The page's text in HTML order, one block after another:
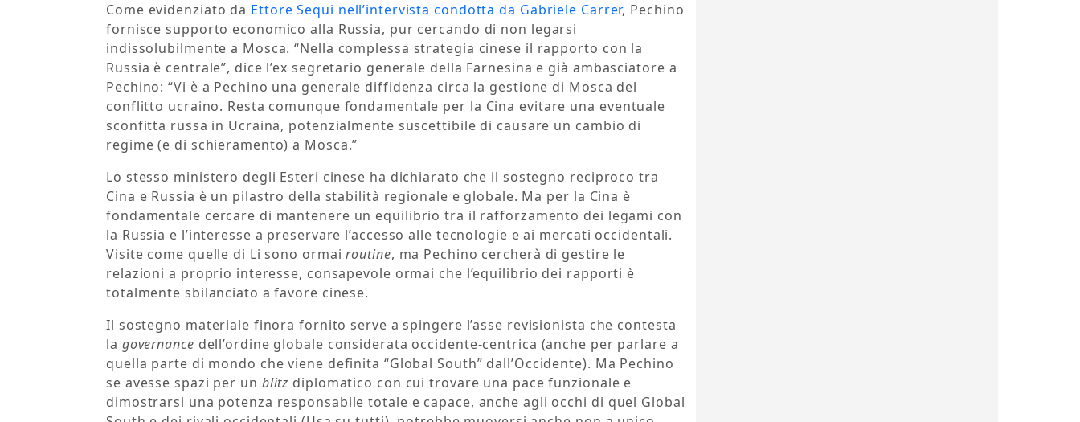
Come evidenziato da Ettore Sequi nell’intervista condotta da Gabriele Carrer, Pechino
fornisce supporto economico alla Russia, pur cercando di non legarsi
indissolubilmente a Mosca. “Nella complessa strategia cinese il rapporto con la
Russia è centrale”, dice l’ex segretario generale della Farnesina e già ambasciatore a
Pechino: “Vi è a Pechino una generale diffidenza circa la gestione di Mosca del
conflitto ucraino. Resta comunque fondamentale per la Cina evitare una eventuale
sconfitta russa in Ucraina, potenzialmente suscettibile di causare un cambio di
regime (e di schieramento) a Mosca.”
Lo stesso ministero degli Esteri cinese ha dichiarato che il sostegno reciproco tra
Cina e Russia è un pilastro della stabilità regionale e globale. Ma per la Cina è
fondamentale cercare di mantenere un equilibrio tra il rafforzamento dei legami con
la Russia e l’interesse a preservare l’accesso alle tecnologie e ai mercati occidentali.
Visite come quelle di Li sono ormairoutine, ma Pechino cercherà di gestire le
relazioni a proprio interesse, consapevole ormai che l’equilibrio dei rapporti è
totalmente sbilanciato a favore cinese.
Il sostegno materiale finora fornito serve a spingere l’asse revisionista che contesta
la governance dell’ordine globale considerata occidente-centrica (anche per parlare a
quella parte di mondo che viene definita “Global South” dall’Occidente). Ma Pechino
se avesse spazi per un blitz diplomatico con cui trovare una pace funzionale e
dimostrarsi una potenza responsabile totale e capace, anche agli occhi di quel Global